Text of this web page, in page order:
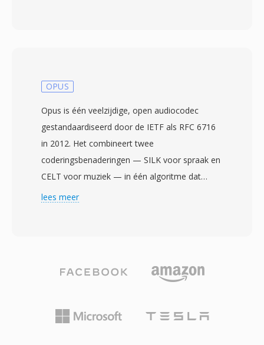
gemaakt voor ongecomprimeerde audio op
uitwisselingsformaat op vrijwel elk
besturingssysteem, elke audio-editor en elke
gebruiken 16-bit samples bij 44,1 kHz stereo,
terwijl professionele workflows routinematig
24-bit of 32-bit float samples gebruiken bij
data één exacte digitale weergave van de
oorspronkelijke opname, waardoor het de
archivering. WAV ondersteunt ook ingebedde
OPUS
Opus is één veelzijdige, open audiocodec
gestandaardiseerd door de IETF als RFC 6716
in 2012. Het combineert twee
coderingsbenaderingen — SILK voor spraak en
CELT voor muziek — in één algoritme dat
vloeiend overgaat tussen beide op basis van
kbps, hifi-muziek bij 128 kbps en alles
tot 510 kbps, samplefrequenties tot 48 kHz en
framegroottes zo klein als 2,5 ms, waardoor
lees meer